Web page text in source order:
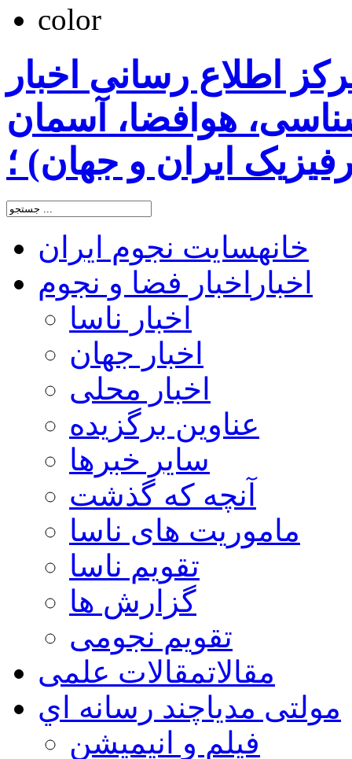
اطلاع رسانی اخبار
هوافضا، آسمان
ایران و جهان) ؛
خانهسایت نجوم ایران
اخبار اخبار فضا و نجوم
اخبار ناسا
اخبار جهان
اخبار محلی
عناوین برگزیده
سایر خبرها
آنچه که گذشت
ماموریت های ناسا
تقویم ناسا
گزارش ها
تقویم نجومی
مقالاتمقالات علمی
مولتی مدیاچند رسانه اي
فیلم و انیمیشن